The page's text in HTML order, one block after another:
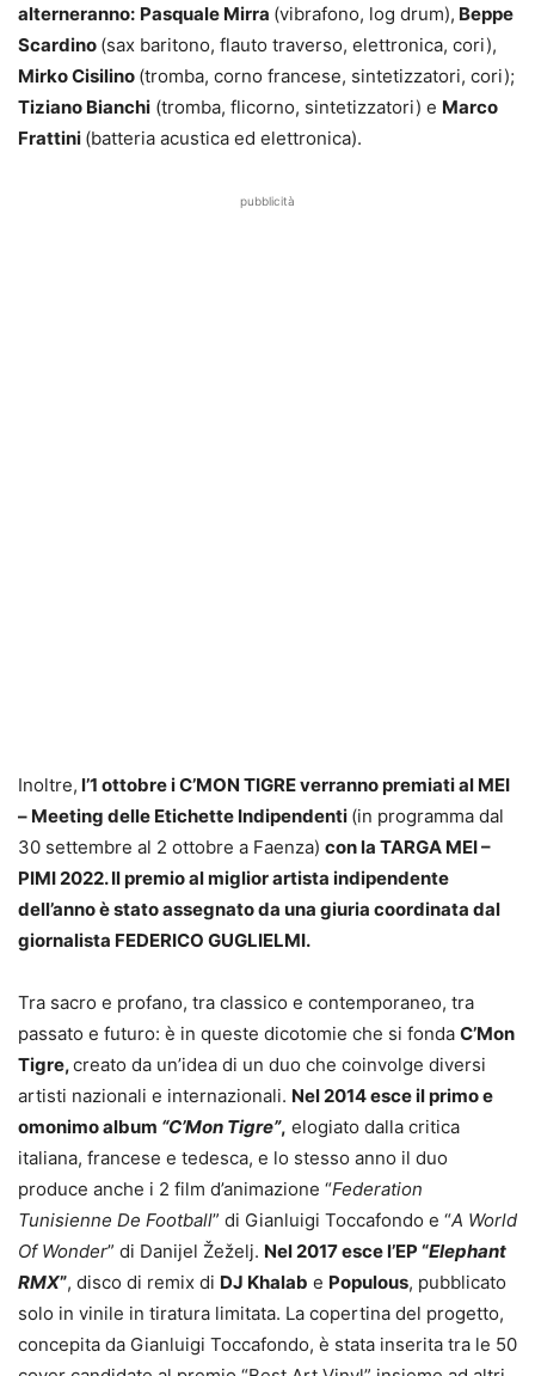
alterneranno: Pasquale Mirra (vibrafono, log drum), Beppe
Scardino (sax baritono, flauto traverso, elettronica, cori),
Mirko Cisilino (tromba, corno francese, sintetizzatori, cori);
Tiziano Bianchi (tromba, flicorno, sintetizzatori) e Marco
Frattini (batteria acustica ed elettronica).
pubblicità
Inoltre, l’1 ottobre i C’MON TIGRE verranno premiati al MEI
– Meeting delle Etichette Indipendenti (in programma dal
30 settembre al 2 ottobre a Faenza) con la TARGA MEI –
PIMI 2022. Il premio al miglior artista indipendente
dell’anno è stato assegnato da una giuria coordinata dal
giornalista FEDERICO GUGLIELMI.
Tra sacro e profano, tra classico e contemporaneo, tra
passato e futuro: è in queste dicotomie che si fonda C’Mon
Tigre,creato da un’idea di un duo che coinvolge diversi
artisti nazionali e internazionali. Nel 2014 esce il primo e
omonimo album “C’Mon Tigre”, elogiato dalla critica
italiana, francese e tedesca, e lo stesso anno il duo
produce anche i 2 film d’animazione “Federation
Tunisienne De Football” di Gianluigi Toccafondo e “A World
Of Wonder” di Danijel Žeželj. Nel 2017 esce l’EP “Elephant
RMX”, disco di remix di DJ Khalab e Populous, pubblicato
solo in vinile in tiratura limitata. La copertina del progetto,
concepita da Gianluigi Toccafondo, è stata inserita tra le 50